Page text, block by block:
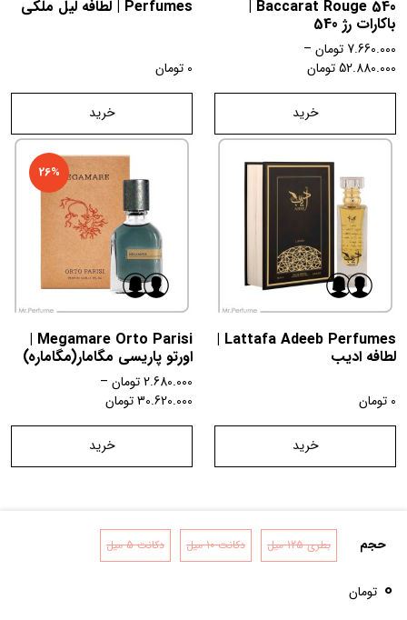
حجم بطری 125 میل دکانت 10 میل دکانت 5 میل
0 تومان
Baccarat Rouge 540 |
باکارات رژ 540
7.660.000 تومان –
52.880.000تومان
خرید
Perfumes | لطافه لیل ملکی
0 تومان
خرید
Lattafa Adeeb Perfumes |
لطافه ادیب
0 تومان
خرید
26%
Megamare Orto Parisi |
اورتو پاریسی مگامار(مگاماره)
2.680.000تومان –
30.620.000تومان
خرید